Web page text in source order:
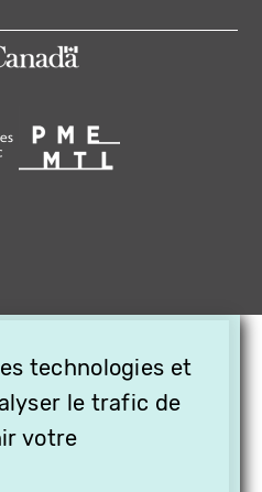
technologies et
le trafic de
votre
VIDÉO EN
VOS
VITHÈQUE !